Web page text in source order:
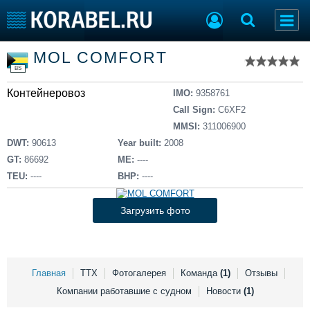
Тип судна
Добавить судно
Добавить проект
Последние 100
Пульс
Новости
Компании
Репутация
Торговая площадка
Доска объявлений
Продажа флота
Оборудование
Изделия
Материалы
Услуги
Флот
BS
MOL COMFORT
Контейнеровоз IMO: 9358761
Call Sign: C6XF2
MMSI: 311006900
DWT: 90613
GT: 86692
TEU: ----
Year built: 2008
ME: ----
BHP: ----
Загрузить фото
Главная ТТХ Фотогалерея Команда (1)
Отзывы
Компании работавшие с судном
Новости (1)